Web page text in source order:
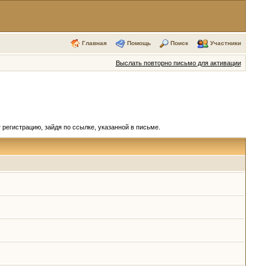
Главная Помощь Поиск Участники
Выслать повторно письмо для активации
зайдя по ссылке, указанной в письме.